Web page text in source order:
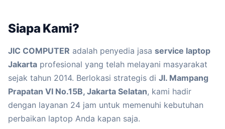
Siapa Kami?
JIC COMPUTER adalah penyedia jasa service laptop
Jakarta profesional yang telah melayani masyarakat
sejak tahun 2014. Berlokasi strategis di Jl. Mampang
Prapatan VI No.15B, Jakarta Selatan, kami hadir
dengan layanan 24 jam untuk memenuhi kebutuhan
perbaikan laptop Anda kapan saja.